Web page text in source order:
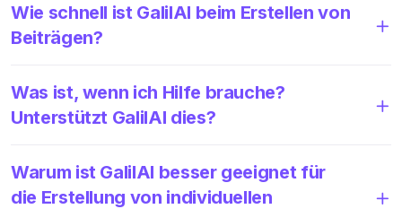
Wie schnell ist GalilAI beim Erstellen von
Beiträgen?
Was ist, wenn ich Hilfe brauche?
Unterstützt GalilAI dies?
Warum ist GalilAI besser geeignet für
die Erstellung von individuellen